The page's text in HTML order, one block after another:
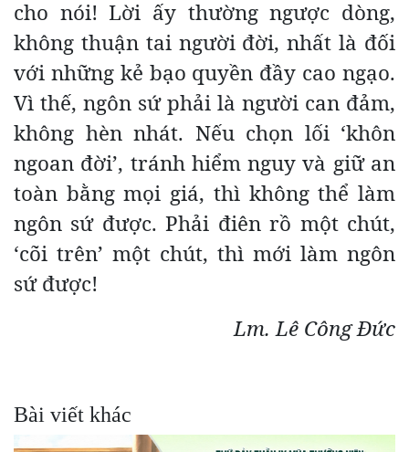
cho nói! Lời ấy thường ngược dòng,
không thuận tai người đời, nhất là đối
với những kẻ bạo quyền đầy cao ngạo.
Vì thế, ngôn sứ phải là người can đảm,
không hèn nhát. Nếu chọn lối ‘khôn
ngoan đời’, tránh hiểm nguy và giữ an
toàn bằng mọi giá, thì không thể làm
ngôn sứ được. Phải điên rồ một chút,
‘cõi trên’ một chút, thì mới làm ngôn
sứ được!
Lm. Lê Công Đức
Bài viết khác